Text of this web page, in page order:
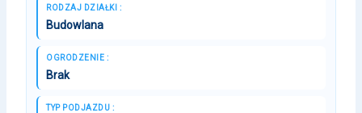
RODZAJ DZIAŁKI :
Budowlana
OGRODZENIE :
Brak
TYP PODJAZDU :